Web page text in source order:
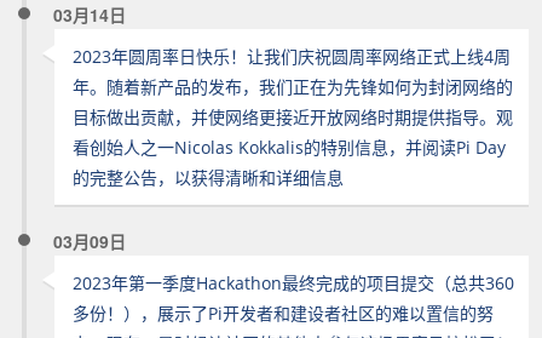
03月14日
2023年圆周率日快乐！让我们庆祝圆周率网络正式上线4周
年。随着新产品的发布，我们正在为先锋如何为封闭网络的
目标做出贡献，并使网络更接近开放网络时期提供指导。观
看创始人之一Nicolas Kokkalis的特别信息，并阅读Pi Day
的完整公告，以获得清晰和详细信息
03月09日
2023年第一季度Hackathon最终完成的项目提交（总共360
多份！），展示了Pi开发者和建设者社区的难以置信的努